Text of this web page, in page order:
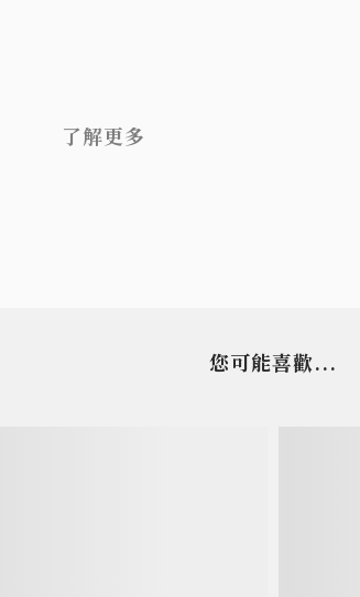
了解更多
您可能喜歡...